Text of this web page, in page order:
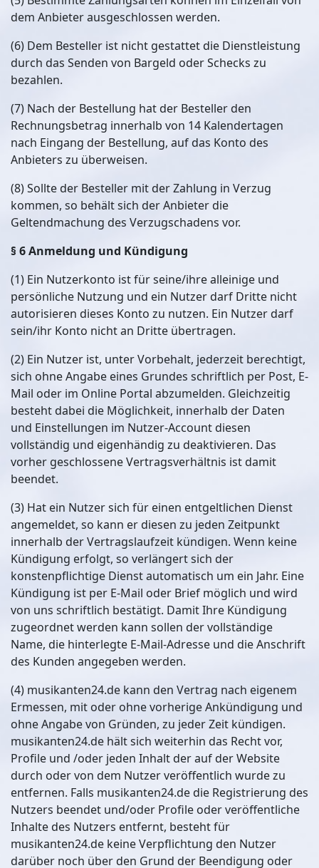
dem Anbieter ausgeschlossen werden.
(6) Dem Besteller ist nicht gestattet die Dienstleistung
durch das Senden von Bargeld oder Schecks zu
bezahlen.
(7) Nach der Bestellung hat der Besteller den
Rechnungsbetrag innerhalb von 14 Kalendertagen
nach Eingang der Bestellung, auf das Konto des
Anbieters zu überweisen.
(8) Sollte der Besteller mit der Zahlung in Verzug
kommen, so behält sich der Anbieter die
Geltendmachung des Verzugschadens vor.
§ 6 Anmeldung und Kündigung
(1) Ein Nutzerkonto ist für seine/ihre alleinige und
persönliche Nutzung und ein Nutzer darf Dritte nicht
autorisieren dieses Konto zu nutzen. Ein Nutzer darf
sein/ihr Konto nicht an Dritte übertragen.
(2) Ein Nutzer ist, unter Vorbehalt, jederzeit berechtigt,
sich ohne Angabe eines Grundes schriftlich per Post, E-
Mail oder im Online Portal abzumelden. Gleichzeitig
besteht dabei die Möglichkeit, innerhalb der Daten
und Einstellungen im Nutzer-Account diesen
vollständig und eigenhändig zu deaktivieren. Das
vorher geschlossene Vertragsverhältnis ist damit
beendet.
(3) Hat ein Nutzer sich für einen entgeltlichen Dienst
angemeldet, so kann er diesen zu jeden Zeitpunkt
innerhalb der Vertragslaufzeit kündigen. Wenn keine
Kündigung erfolgt, so verlängert sich der
konstenpflichtige Dienst automatisch um ein Jahr. Eine
Kündigung ist per E-Mail oder Brief möglich und wird
von uns schriftlich bestätigt. Damit Ihre Kündigung
zugeordnet werden kann sollen der vollständige
Name, die hinterlegte E-Mail-Adresse und die Anschrift
des Kunden angegeben werden.
(4) musikanten24.de kann den Vertrag nach eigenem
Ermessen, mit oder ohne vorherige Ankündigung und
ohne Angabe von Gründen, zu jeder Zeit kündigen.
musikanten24.de hält sich weiterhin das Recht vor,
Profile und /oder jeden Inhalt der auf der Website
durch oder von dem Nutzer veröffentlich wurde zu
entfernen. Falls musikanten24.de die Registrierung des
Nutzers beendet und/oder Profile oder veröffentliche
Inhalte des Nutzers entfernt, besteht für
musikanten24.de keine Verpflichtung den Nutzer
darüber noch über den Grund der Beendigung oder